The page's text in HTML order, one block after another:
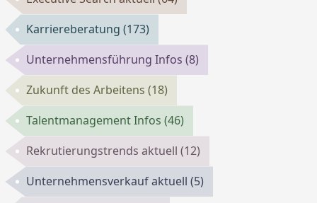
Karriereberatung(173)
Unternehmensführung Infos(8)
Zukunft des Arbeitens(18)
Talentmanagement Infos(46)
Rekrutierungstrends aktuell(12)
Unternehmensverkauf aktuell(5)